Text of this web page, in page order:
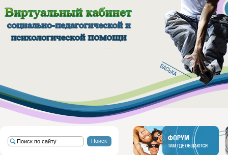
ПЕДАГОГИЧЕСКОЙ И
ПСИХОЛОГИЧЕСКОЙ
ПОМОЩИ